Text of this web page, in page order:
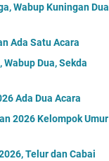
Wabup Kuningan Dua
Ada Satu Acara
Dua, Sekda
Ada Dua Acara
2026 Kelompok Umur
Telur dan Cabai